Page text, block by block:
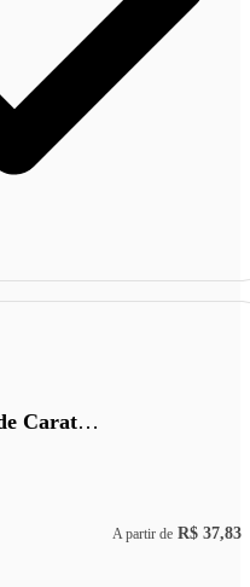
Terminal Rodoviário de Caratinga
A partir de R$ 37,83